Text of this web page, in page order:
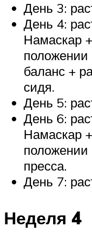
День 3:
День 4:
Намаскар
положении
баланс +
сидя.
День 5:
День 6:
Намаскар
положении
пресса.
День 7:
Неделя 4